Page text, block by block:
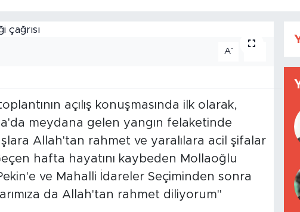
A-
açılış konuşmasında ilk olarak,
meydana gelen yangın felaketinde
Allah'tan rahmet ve yaralılara acil şifalar
hafta hayatını kaybeden Mollaoğlu
ve Mahalli İdareler Seçiminden sonra
da Allah'tan rahmet diliyorum"